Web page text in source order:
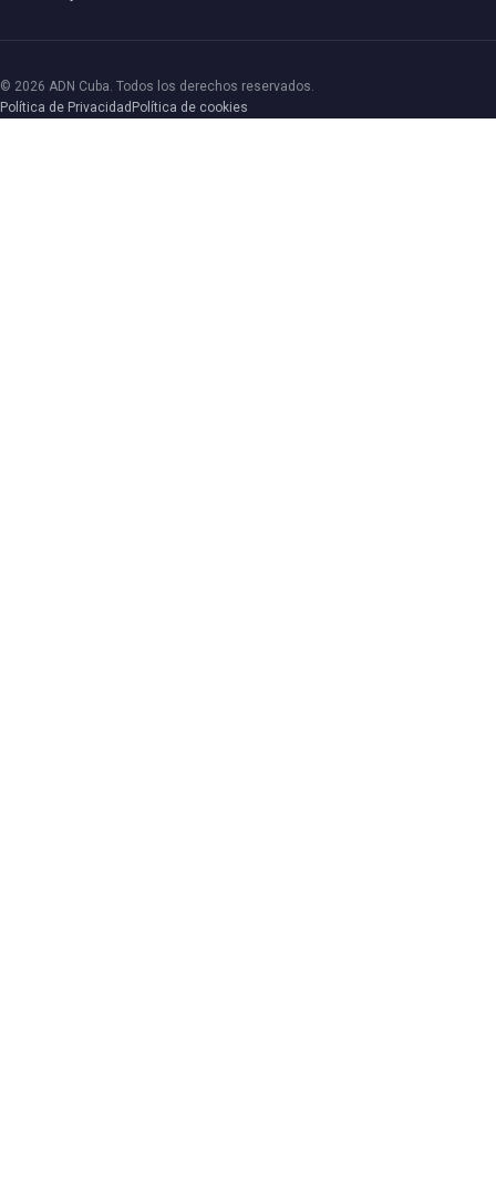
© 2026 ADN Cuba. Todos los derechos reservados.
Política de Privacidad Política de cookies